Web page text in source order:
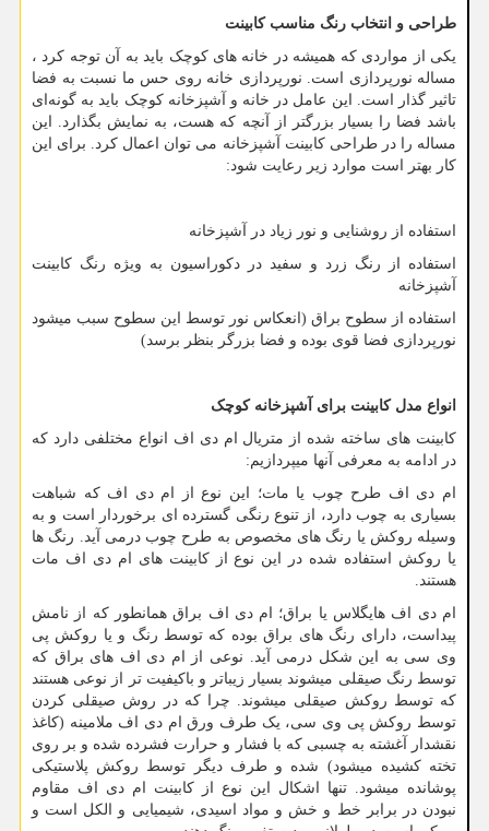
طراحی و انتخاب رنگ مناسب کابینت
یکی از مواردی که همیشه در خانه های کوچک باید به آن توجه کرد ،
مساله نورپردازی است. نورپردازی خانه روی حس ما نسبت به فضا
تاثیر گذار است. این عامل در خانه و آشپزخانه کوچک باید به گونه‌ای
باشد فضا را بسیار بزرگتر از آنچه که هست، به نمایش بگذارد. این
مساله را در طراحی کابینت آشپزخانه می توان اعمال کرد. برای این
کار بهتر است موارد زیر رعایت شود:
استفاده از روشنایی و نور زیاد در آشپزخانه
استفاده از رنگ زرد و سفید در دکوراسیون به ویژه رنگ کابینت
آشپزخانه
استفاده از سطوح براق (انعکاس نور توسط این سطوح سبب میشود
نورپردازی فضا قوی بوده و فضا بزرگر بنظر برسد)
انواع مدل کابینت برای آشپزخانه کوچک
کابینت های ساخته شده از متریال ام دی اف انواع مختلفی دارد که
در ادامه به معرفی آنها میپردازیم:
ام دی اف طرح چوب یا مات؛ این نوع از ام دی اف که شباهت
بسیاری به چوب دارد، از تنوع رنگی گسترده ­ای برخوردار است و به
وسیله روکش یا رنگ­ های مخصوص به طرح چوب درمی­ آید. رنگ ­ها
یا روکش استفاده شده در این نوع از کابینت ­های ام دی اف مات
هستند.
ام دی اف هایگلاس یا براق؛ ام دی اف براق همانطور که از نامش
پیداست، دارای رنگ ­های براق بوده که توسط رنگ و یا روکش پی
وی سی به این شکل درمی­ آید. نوعی از ام دی اف های براق که
توسط رنگ صیقلی می­شوند بسیار زیباتر و باکیفیت ­تر از نوعی هستند
که توسط روکش صیقلی می­شوند. چرا که در روش صیقلی کردن
توسط روکش پی وی سی، یک طرف ورق ام دی اف ملامینه (کاغذ
نقش­دار آغشته به چسبی که با فشار و حرارت فشرده شده و بر روی
تخته کشیده می­شود) شده و طرف دیگر توسط روکش پلاستیکی
پوشانده می­شود. تنها اشکال این نوع از کابینت ام دی اف مقاوم
نبودن در برابر خط و خش و مواد اسیدی، شیمیایی و الکل است و